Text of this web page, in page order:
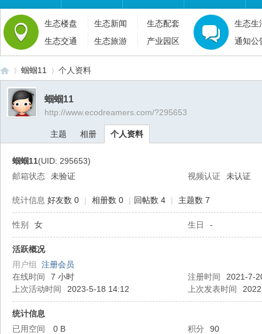
生态楼盘 生态新闻
生态配套
生态交通
生态旅游 产业园区
生态生
通知公
›
蝈蝈11 个人资料
蝈蝈11
http://www.ecodreamers.com/?295653
主题 相册 个人资料
蝈蝈11(UID: 295653)
邮箱状态
未验证 视频认证 未认证
统计信息 好友数 0 | 相册数 0 | 回帖数 4 | 主题数 7
性别 女 生日 -
活跃概况
用户组 注册会员
在线时间
7 小时 注册时间
2021-7-
上次活动时间
2023-5-18 14:12 上次发表时间
统计信息
已用空间
0 B 积分
90